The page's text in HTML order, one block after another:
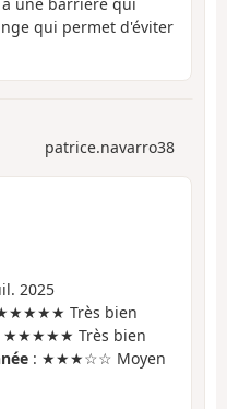
qui permet d'éviter
patrice.navarro38
2025
Très bien
★★★★★ Très bien
: ★★★☆☆ Moyen